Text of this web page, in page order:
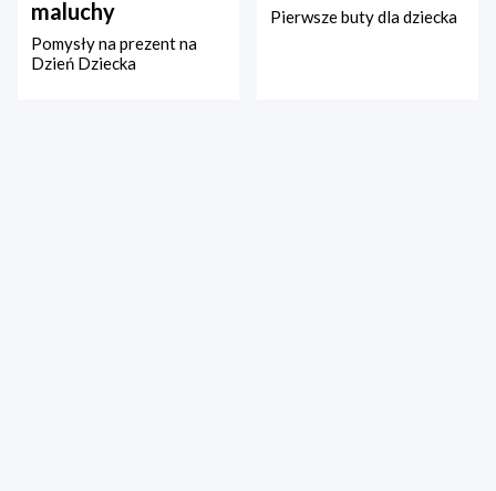
maluchy
Pomysły na prezent na
Dzień Dziecka
Pierwsze buty dla dziecka